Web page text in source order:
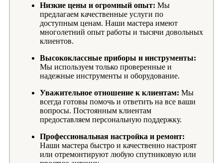
Низкие цены и огромный опыт: Мы
предлагаем качественные услуги по
доступным ценам. Наши мастера имеют
многолетний опыт работы и тысячи довольных
клиентов.
Высококлассные приборы и инструменты:
Мы используем только проверенные и
надежные инструменты и оборудование.
Уважительное отношение к клиентам: Мы
всегда готовы помочь и ответить на все ваши
вопросы. Постоянным клиентам
предоставляем персональную поддержку.
Профессиональная настройка и ремонт:
Наши мастера быстро и качественно настроят
или отремонтируют любую спутниковую или